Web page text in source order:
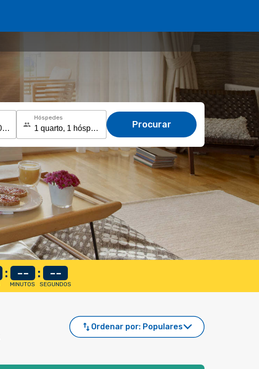
Hóspedes
Procurar
: --
MINUTOS
: --
SEGUNDOS
Ordenar por: Populares